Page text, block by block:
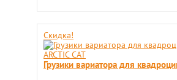
Скидка!
Грузики вариатора для